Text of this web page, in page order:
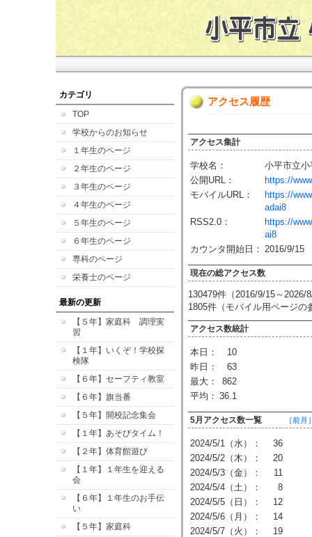
カテゴリ
TOP
学校からのお知らせ
１年生のページ
２年生のページ
３年生のページ
４年生のページ
５年生のページ
６年生のページ
専科のページ
栄養士のページ
最新の更新
【５年】家庭科 調理実
習
【１年】いくぞ！学校探
検隊
【６年】セーフティ教室
【６年】旗当番
【５年】開校記念集会
【１年】あそびタイム！
【２年】体育館遊び
【１年】１年生を迎える
会
【６年】１年生のお手伝
い
【５年】家庭科
アクセス履歴
アクセス集計
学校名：
小平市立
公開URL：
https://
モバイルURL：
https://
adai8
RSS2.0：
https://
ai8
カウンタ開始日： 2016/9/15
現在の総アクセス数
130479件（2016/9/15～2026/
1805件（モバイル用ページの
アクセス数統計
本日：
10
昨日：
63
最大：
862
平均： 36.1
5月アクセス数一覧 ［前月
2024/5/1（水）：
36
2024/5/2（木）：
20
2024/5/3（金）：
11
2024/5/4（土）：
8
2024/5/5（日）：
12
2024/5/6（月）：
14
2024/5/7（火）：
19